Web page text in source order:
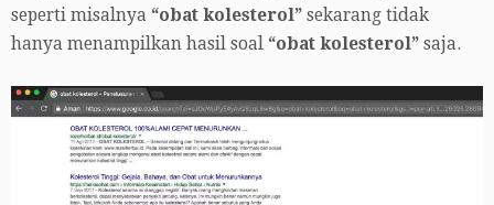
seperti misalnya “obat kolesterol” sekarang tidak
hanya menampilkan hasil soal “obat kolesterol” saja.